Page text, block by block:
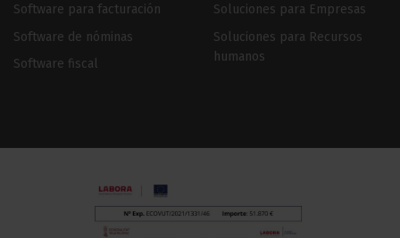
Software para facturación
Software de nóminas
Software fiscal
Soluciones para Empresas
Soluciones para Recursos
humanos